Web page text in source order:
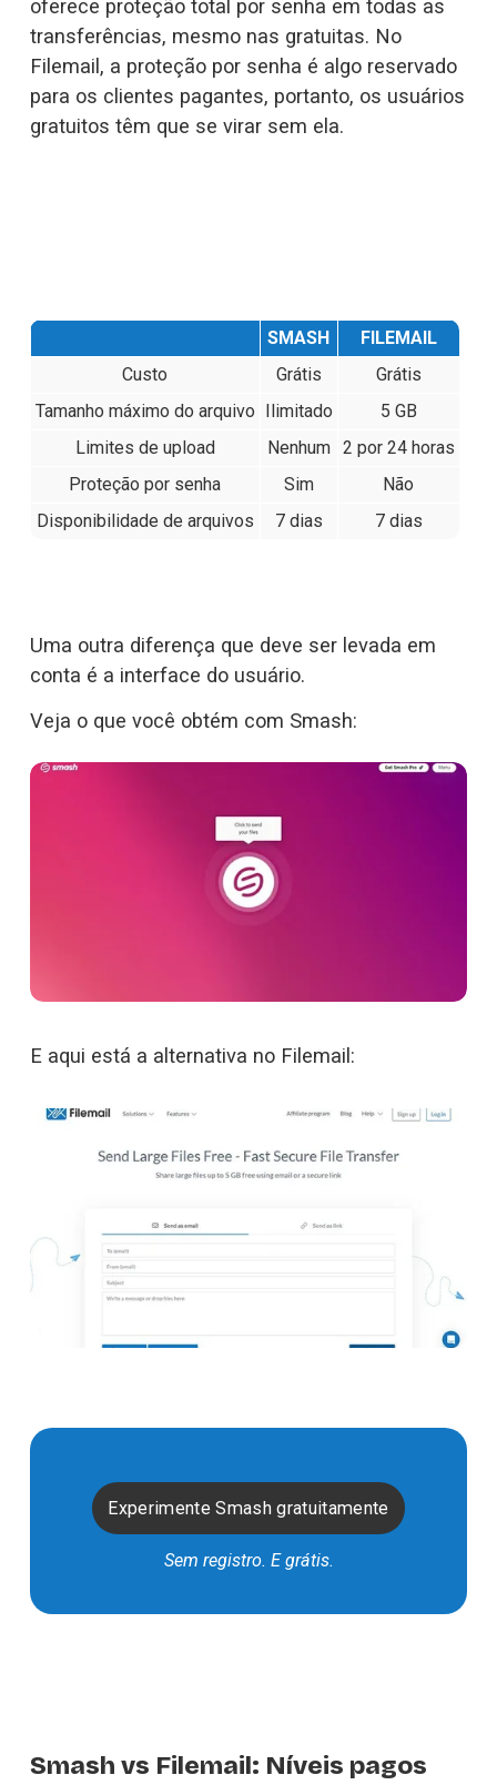
oferece proteção total por senha em todas as
transferências, mesmo nas gratuitas. No
Filemail, a proteção por senha é algo reservado
para os clientes pagantes, portanto, os usuários
gratuitos têm que se virar sem ela.
SMASH
FILEMAIL
Custo
Grátis
Grátis
Tamanho máximo do arquivo Ilimitado
5 GB
Limites de upload
Nenhum 2 por 24 horas
Proteção por senha
Sim
Não
Disponibilidade de arquivos
7 dias 7 dias
Uma outra diferença que deve ser levada em
conta é a interface do usuário.
Veja o que você obtém com Smash:
E aqui está a alternativa no Filemail:
Experimente Smash gratuitamente
Sem registro. E grátis.
Smash vs Filemail: Níveis pagos